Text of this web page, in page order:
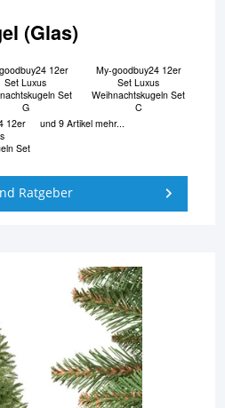
(Glas)
12er
Set Luxus
Set
G
My-goodbuy24 12er
Set Luxus
Weihnachtskugeln Set
C
12er
Set
und 9 Artikel mehr...
Ratgeber